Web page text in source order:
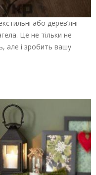
або дерев’яні
Це не тільки не
але і зробить вашу